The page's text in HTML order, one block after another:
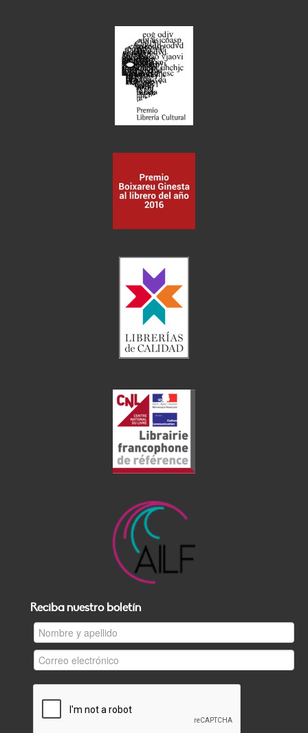
Reciba nuestro boletín